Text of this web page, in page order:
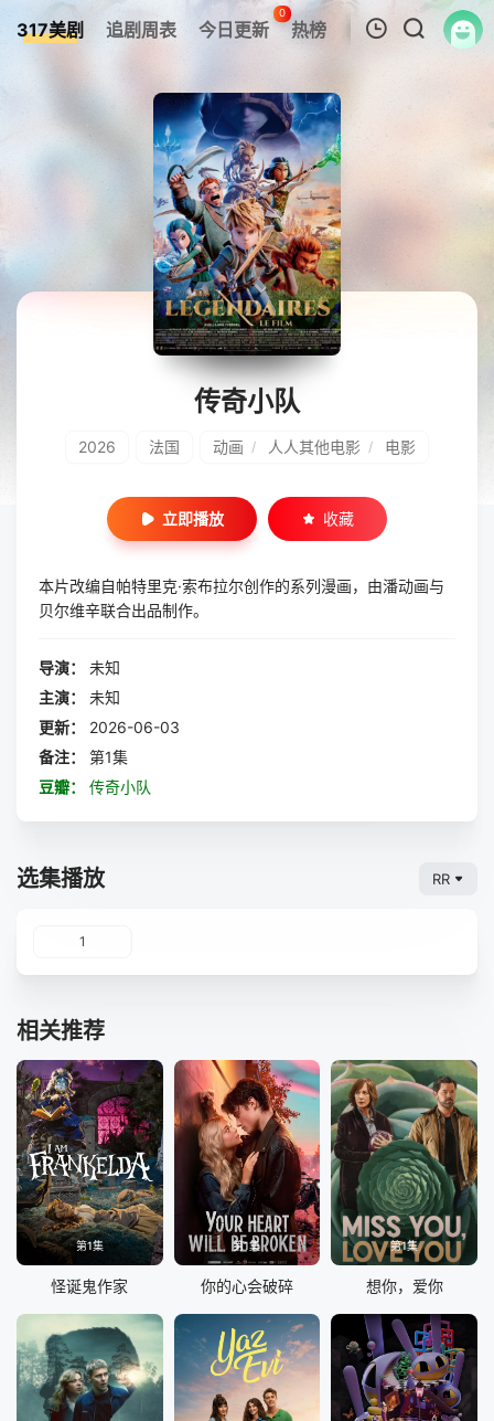
317美剧 追剧周表 今日更新
0
热榜 APP
我的观影记录
暂无观看影片的记录
传奇小队
2026 法国 动画 / 人人其他电影 / 电影
立即播放 收藏
本片改编自帕特里克·索布拉尔创作的系列漫画，由潘动画与
贝尔维辛联合出品制作。
导演：
未知
主演：
未知
更新：
2026-06-03
备注：
第1集
豆瓣：
传奇小队
选集播放 RR
1
相关推荐
第1集
怪诞鬼作家
第1集
你的心会破碎
第1集
想你，爱你